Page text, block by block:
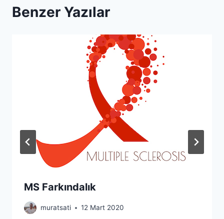
Benzer Yazılar
MS Farkındalık
muratsati 12 Mart 2020